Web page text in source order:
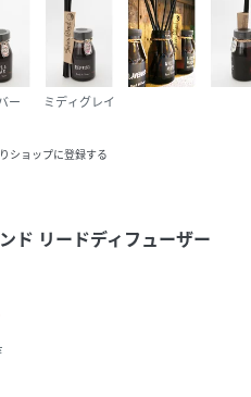
ー ミディグレイ
ショップに登録する
ド リードディフューザー